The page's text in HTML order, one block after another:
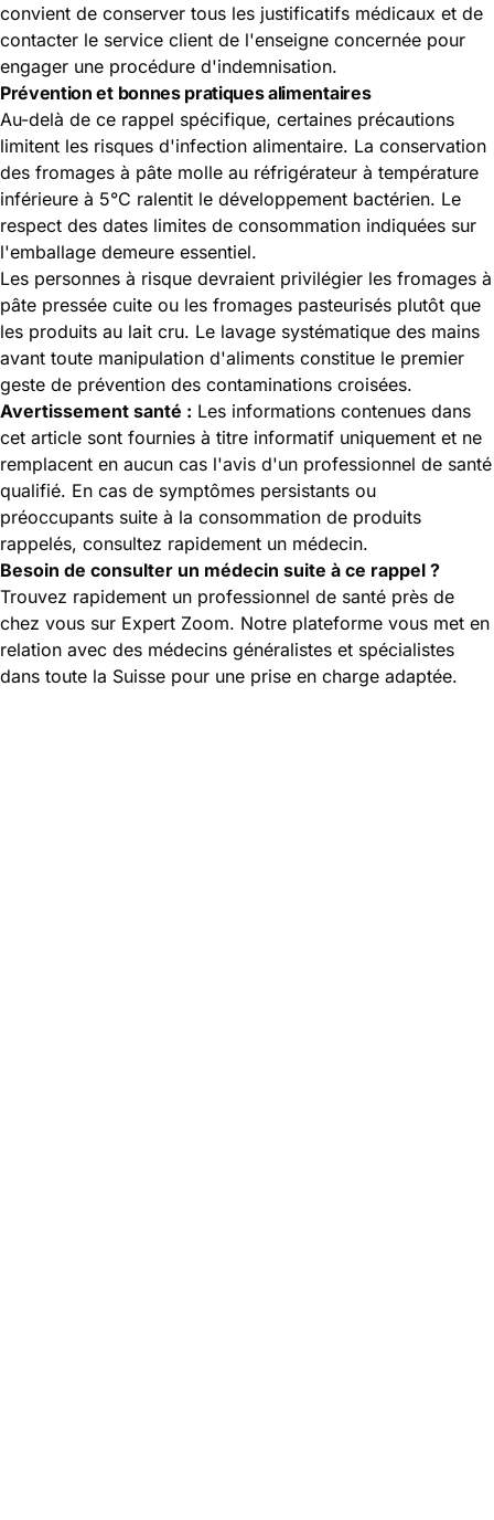
convient de conserver tous les justificatifs médicaux et de
contacter le service client de l'enseigne concernée pour
engager une procédure d'indemnisation.
Prévention et bonnes pratiques alimentaires
Au-delà de ce rappel spécifique, certaines précautions
limitent les risques d'infection alimentaire. La conservation
des fromages à pâte molle au réfrigérateur à température
inférieure à 5°C ralentit le développement bactérien. Le
respect des dates limites de consommation indiquées sur
l'emballage demeure essentiel.
Les personnes à risque devraient privilégier les fromages à
pâte pressée cuite ou les fromages pasteurisés plutôt que
les produits au lait cru. Le lavage systématique des mains
avant toute manipulation d'aliments constitue le premier
geste de prévention des contaminations croisées.
Avertissement santé : Les informations contenues dans
cet article sont fournies à titre informatif uniquement et ne
remplacent en aucun cas l'avis d'un professionnel de santé
qualifié. En cas de symptômes persistants ou
préoccupants suite à la consommation de produits
rappelés, consultez rapidement un médecin.
Besoin de consulter un médecin suite à ce rappel ?
Trouvez rapidement un professionnel de santé près de
chez vous sur Expert Zoom. Notre plateforme vous met en
relation avec des médecins généralistes et spécialistes
dans toute la Suisse pour une prise en charge adaptée.